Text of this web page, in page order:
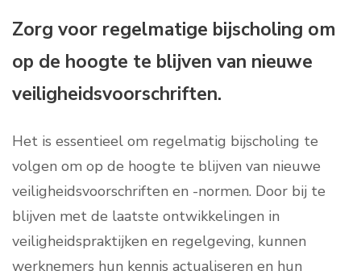
Zorg voor regelmatige bijscholing om
op de hoogte te blijven van nieuwe
veiligheidsvoorschriften.
Het is essentieel om regelmatig bijscholing te
volgen om op de hoogte te blijven van nieuwe
veiligheidsvoorschriften en -normen. Door bij te
blijven met de laatste ontwikkelingen in
veiligheidspraktijken en regelgeving, kunnen
werknemers hun kennis actualiseren en hun